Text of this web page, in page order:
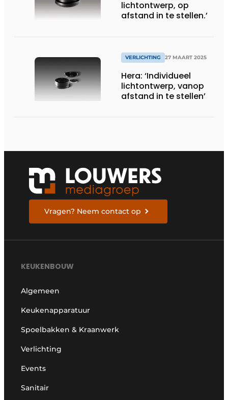
lichtontwerp, op
afstand in te stellen.’
VERLICHTING 27 MAART 2025
Hera: ‘Individueel
lichtontwerp, vanop
afstand in te stellen’
Vragen? Neem contact op
KEUKENBOUW
Algemeen
Keukenapparatuur
Spoelbakken & Kraanwerk
Verlichting
Events
Sanitair